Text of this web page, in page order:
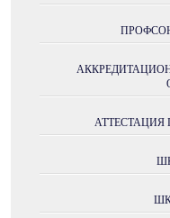
АТТЕСТАЦИЯ